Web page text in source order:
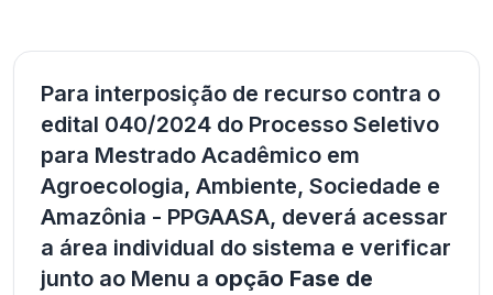
Para interposição de recurso contra o
edital 040/2024 do Processo Seletivo
para Mestrado Acadêmico em
Agroecologia, Ambiente, Sociedade e
Amazônia - PPGAASA, deverá acessar
a área individual do sistema e verificar
junto ao Menu a opção Fase de